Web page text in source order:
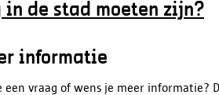
in de stad moeten zijn?
informatie
een vraag of wens je meer informatie?